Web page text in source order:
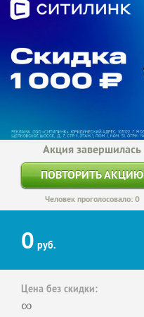
Акция завершилась
ПОВТОРИТЬ АКЦИЮ
Человек проголосовало: 0
0 руб.
Цена без скидки:
∞